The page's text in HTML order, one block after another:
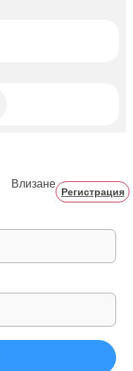
Влизане
Регистрация